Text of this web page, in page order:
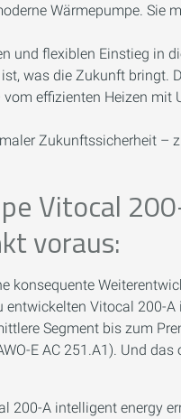
Wärmepumpe. Sie
und flexiblen Einstieg in
was die Zukunft bringt.
effizienten Heizen
Zukunftssicherheit –
Vitocal
voraus:
konsequente
entwickelten Vitocal 200-
Segment bis zum
E AC 251.A1). Und
200-A intelligent energy